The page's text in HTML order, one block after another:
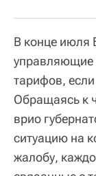
В конце июля
управляющие
тарифов,
Обращаясь к
врио
ситуацию на
жалобу,